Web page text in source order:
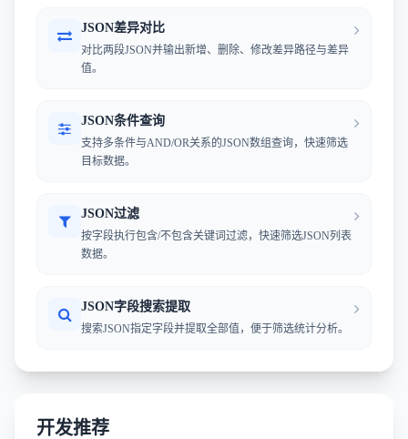
JSON差异对比
对比两段JSON并输出新增、删除、修改差异路径与差异
值。
JSON条件查询
支持多条件与AND/OR关系的JSON数组查询，快速筛选
目标数据。
JSON过滤
按字段执行包含/不包含关键词过滤，快速筛选JSON列表
数据。
JSON字段搜索提取
搜索JSON指定字段并提取全部值，便于筛选统计分析。
开发推荐